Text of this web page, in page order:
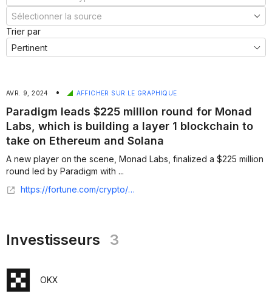
Trier par
AVR. 9, 2024 • AFFICHER SUR LE GRAPHIQUE
Paradigm leads $225 million round for Monad
Labs, which is building a layer 1 blockchain to
take on Ethereum and Solana
A new player on the scene, Monad Labs, finalized a $225 million
round led by Paradigm with ...
https://fortune.com/crypto/2024/04/09/monad-paradigm-greenoaks-jump-crypto-funding-225-million/
Investisseurs 3
OKX